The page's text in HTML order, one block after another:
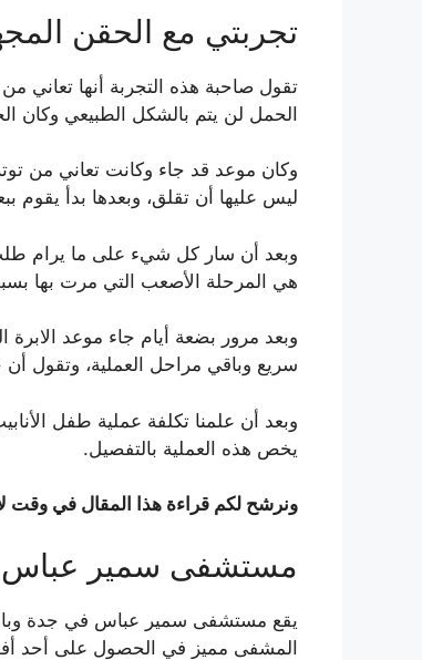
تجربتي مع الحقن
تقول صاحبة هذه التجربة أنها
الحمل لن يتم بالشكل الطبيعي وكان
وكان موعد قد جاء وكانت تعاني من
ليس عليها أن تقلق، وبعدها بدأ يقوم
وبعد أن سار كل شيء على ما يرام طلب
هي المرحلة الأصعب التي مرت بها بسبب
وبعد مرور بضعة أيام جاء موعد
سريع وباقي مراحل العملية، وتقول
وبعد أن علمنا تكلفة عملية طفل
يخص هذه العملية بالتفصيل.
ونرشح لكم قراءة هذا المقال في وقت
مستشفى سمير عباس
يقع مستشفى سمير عباس في جدة
المشفى مميز في الحصول على أحد